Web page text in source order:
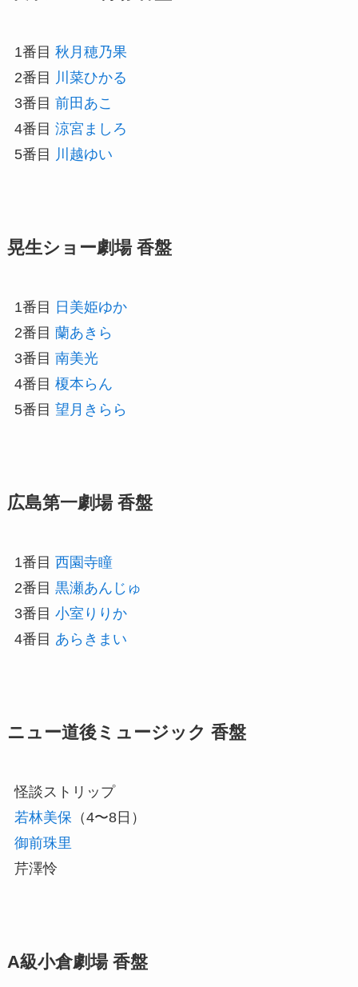
1番目 秋月穂乃果
2番目 川菜ひかる
3番目 前田あこ
4番目 涼宮ましろ
5番目 川越ゆい
晃生ショー劇場 香盤
1番目 日美姫ゆか
2番目 蘭あきら
3番目 南美光
4番目 榎本らん
5番目 望月きらら
広島第一劇場 香盤
1番目 西園寺瞳
2番目 黒瀬あんじゅ
3番目 小室りりか
4番目 あらきまい
ニュー道後ミュージック 香盤
怪談ストリップ
若林美保 （4〜8日）
御前珠里
芹澤怜
A級小倉劇場 香盤